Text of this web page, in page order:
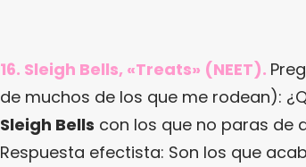
16. Sleigh Bells, «Treats» (NEET).
de muchos de los que me rodean):
Sleigh Bells con los que no paras de
Respuesta efectista: Son los que